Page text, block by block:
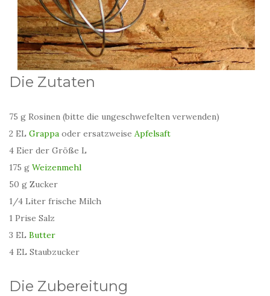
Die Zutaten
75 g Rosinen (bitte die ungeschwefelten verwenden)
2 EL Grappa oder ersatzweise Apfelsaft
4 Eier der Größe L
175 g Weizenmehl
50 g Zucker
1/4 Liter frische Milch
1 Prise Salz
3 EL Butter
4 EL Staubzucker
Die Zubereitung